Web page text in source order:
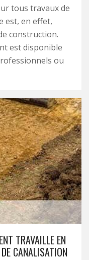
tous travaux de
est, en effet,
construction.
est disponible
ou
TRAVAILLE EN
CANALISATION